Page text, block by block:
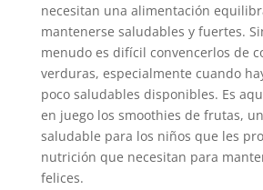
necesitan una alimentación
mantenerse saludables y fuertes.
menudo es difícil convencerlos de
verduras, especialmente cuando
poco saludables disponibles. Es
en juego los smoothies de frutas,
saludable para los niños que les
nutrición que necesitan para
felices.